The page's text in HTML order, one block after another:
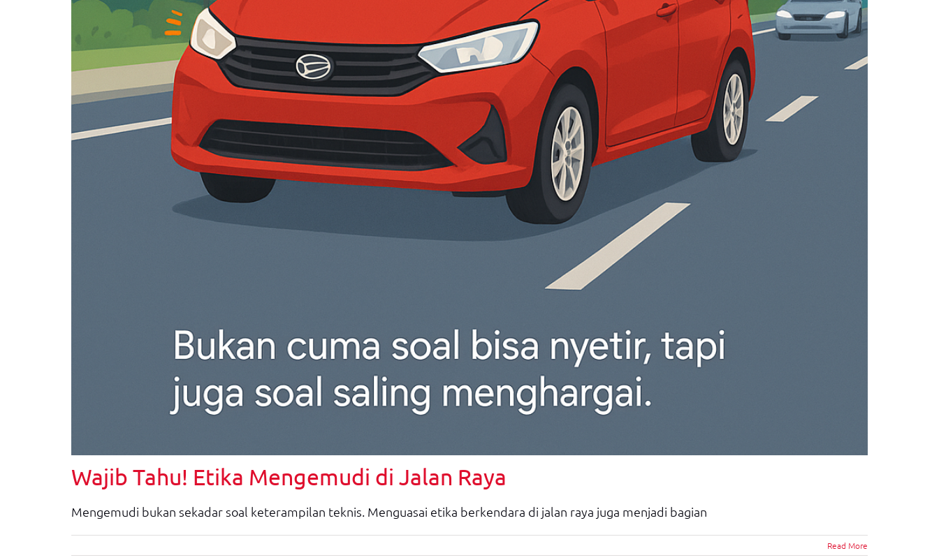
Wajib Tahu! Etika Mengemudi di Jalan Raya
Mengemudi bukan sekadar soal keterampilan teknis. Menguasai etika berkendara di jalan raya juga menjadi bagian
Read More